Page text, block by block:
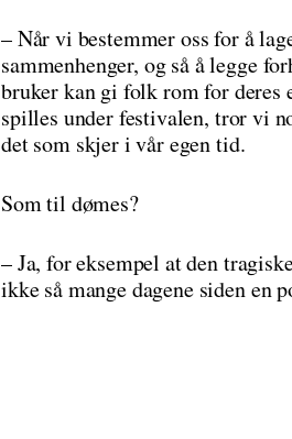
– Når vi bestemmer oss for å
sammenhenger, og så å legge
bruker kan gi folk rom for deres
spilles under festivalen, tror vi
det som skjer i vår egen tid.
Som til dømes?
– Ja, for eksempel at den
ikke så mange dagene siden en